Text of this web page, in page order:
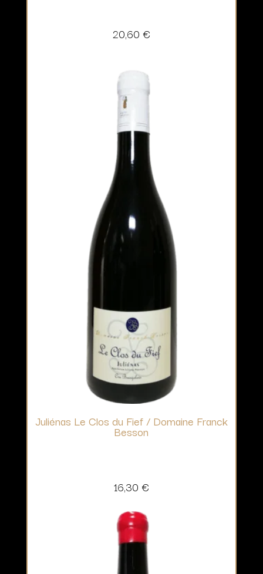
20,60 €
Juliénas Le Clos du Fief / Domaine Franck
Besson
16,30 €